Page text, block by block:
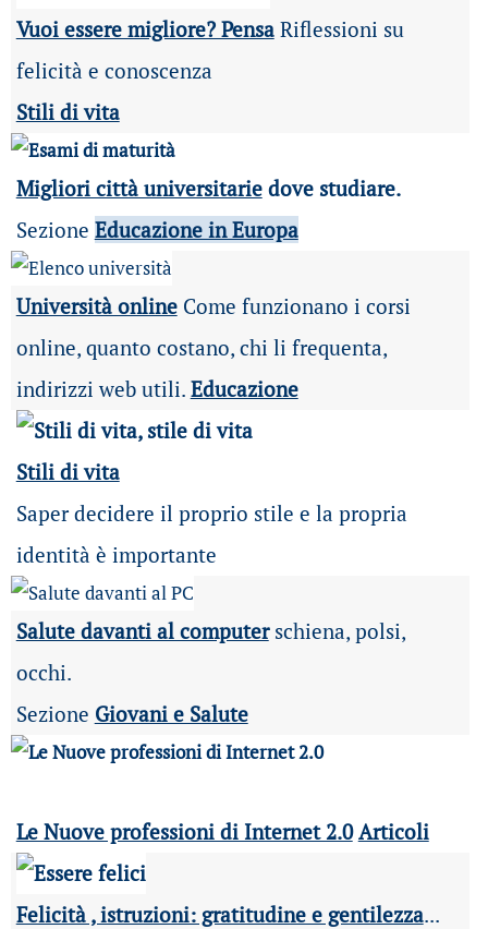
Vuoi essere migliore? PensaRiflessioni su
felicità e conoscenza
Stili di vita
Migliori città universitariedove studiare.
Sezione Educazione in Europa
Università online Come funzionano i corsi
online, quanto costano, chi li frequenta,
indirizzi web utili. Educazione
Stili di vita
Saper decidere il proprio stile e la propria
identità è importante
Salute davanti al computerschiena, polsi,
occhi.
Sezione Giovani e Salute
Le Nuove professioni di Internet 2.0 Articoli
Felicità , istruzioni: gratitudine e gentilezza...